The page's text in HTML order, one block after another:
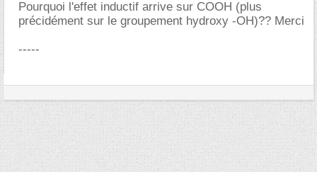
Pourquoi l'effet inductif arrive sur COOH (plus
précidément sur le groupement hydroxy -OH)?? Merci
-----